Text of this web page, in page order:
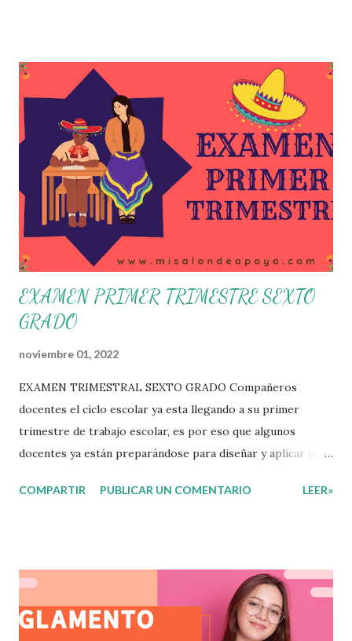
propone que el colectivo docente tome decisiones sobre
su organización, la gestión del tiempo acorde a las
necesidades de la escuela y las acciones que decidan
emprender para apropiarse y resignificar el Plan de
Estudio dentro y fuera de este espacio. En esta Primera
Sesión Ordinaria se les invita a que reflexionen y acuerden
posibles acciones a realizar colaborativamente en la escuela
y con la comunidad, a fin de atender las problemáticas
identificadas. Compañeros docentes en est...
EXAMEN PRIMER TRIMESTRE SEXTO
GRADO
noviembre 01, 2022
EXAMEN TRIMESTRAL SEXTO GRADO Compañeros
docentes el ciclo escolar ya esta llegando a su primer
trimestre de trabajo escolar, es por eso que algunos
docentes ya están preparándose para diseñar y aplicar una
por parte de nuestros aprendientes. El examen consta de
aprendizajes claves que sus nuevos aprendientes ya
lograron alcanzar y de aquellos que aun necesitan
consolidar. Esto con la finalidad de que elaboramos un
COMPARTIR PUBLICAR UN COMENTARIO LEER»